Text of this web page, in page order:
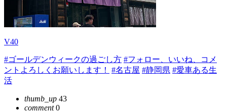
V40
#ゴールデンウィークの過ごし方 #フォロー、いいね、コメ
ントよろしくお願いします！
#名古屋 #静岡県 #愛車ある生
活
thumb_up 43
comment0